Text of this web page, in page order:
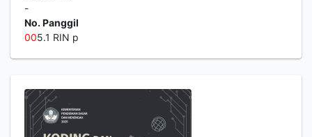
-
No. Panggil
005.1 RIN p